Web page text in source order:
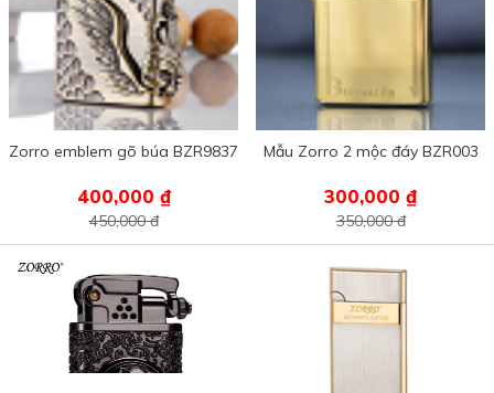
Zorro emblem gõ búa BZR9837
400,000 ₫
450,000 đ
Mẫu Zorro 2 mộc đáy BZR003
300,000 ₫
350,000 đ